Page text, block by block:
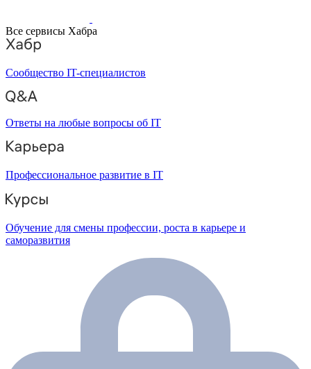
Все сервисы Хабра
Сообщество IT-специалистов
Ответы на любые вопросы об IT
Профессиональное развитие в IT
Обучение для смены профессии, роста в карьере и
саморазвития